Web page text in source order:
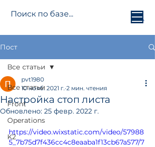
Jetti.info
Пост
Все статьи
Front
Operations
K2
Все статьи
Настройка стоп листа
pvt1980
10 нояб. 2021 г. 2 мин. чтения
Обновлено: 25 февр. 2022 г.
https://video.wixstatic.com/video/57988
5_7b75d7f436cc4c8eaaba1f13cb67a577/7